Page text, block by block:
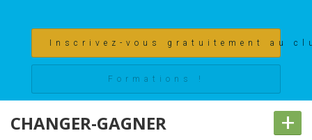
Inscrivez-vous gratuitement au
Formations !
CHANGER-GAGNER +